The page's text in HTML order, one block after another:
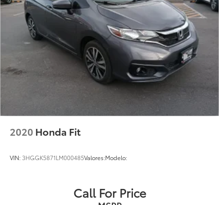
2020 Honda Fit
VIN: 3HGGK5871LM000485Valores:Modelo:
Call For Price